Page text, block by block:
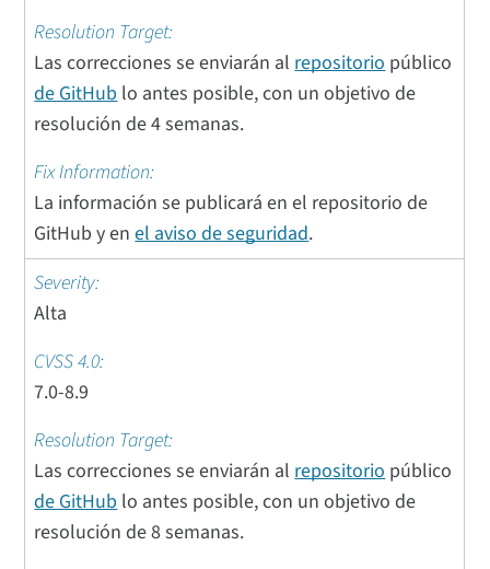
Las correcciones se enviarán alrepositoriopúblico
de GitHublo antes posible, con un objetivo de
resolución de 4 semanas.
La información se publicará en el repositorio de
GitHub y enel aviso de seguridad.
Alta
7.0-8.9
Las correcciones se enviarán alrepositoriopúblico
de GitHublo antes posible, con un objetivo de
resolución de 8 semanas.